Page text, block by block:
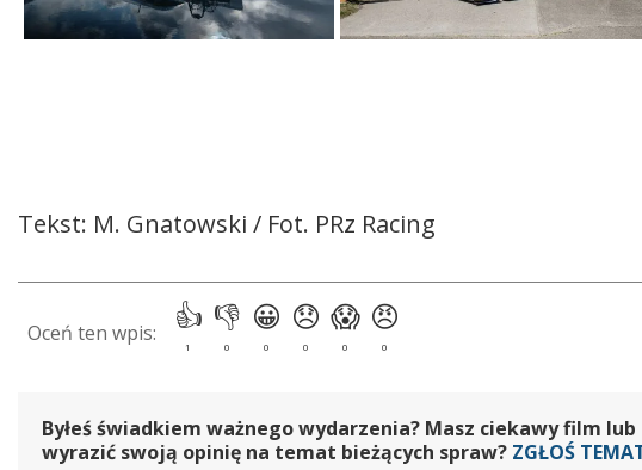
Tekst: M. Gnatowski / Fot. PRz Racing
Byłeś świadkiem ważnego wydarzenia? Masz ciekawy film lub
wyrazić swoją opinię na temat bieżących spraw? ZGŁOŚ